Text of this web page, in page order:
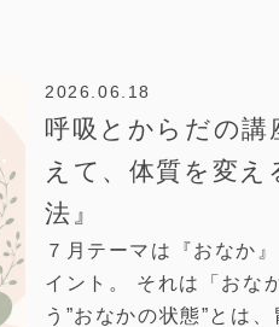
2026.06.18
呼吸とからだの講
えて、体質を変え
法』
７月テーマは『おなか
イント。 それは「おな
う”おなかの状態”とは